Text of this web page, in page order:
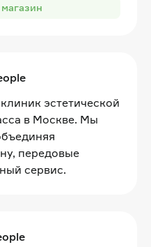
эстетической
в Москве. Мы
передовые
сервис.